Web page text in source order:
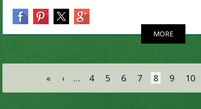
MORE
Σελίδες
« ‹ … 4 5 6 7 8 9 10